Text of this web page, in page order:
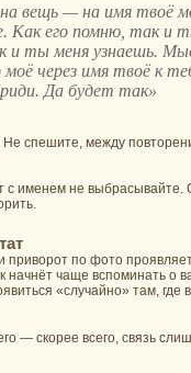
вещь — на имя твоё
Как его помню, так и
и ты меня узнаешь.
через имя твоё к
Да будет так»
Не спешите, между
с именем не выбрасывайте.
по фото
чаще вспоминать о
«случайно» там,
— скорее всего, связь